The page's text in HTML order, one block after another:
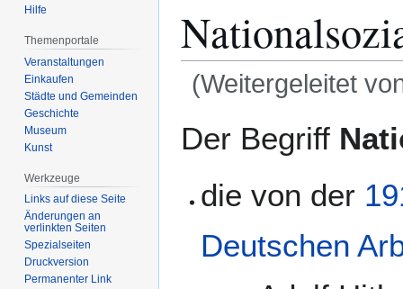
(Weitergeleitet
Navigation
Suche
Der Begriff
die von der
Deutschen
Hilfe
Themenportale
Veranstaltungen
Einkaufen
Städte und Gemeinden
Geschichte
Museum
Kunst
Werkzeuge
Links auf diese Seite
Änderungen an
verlinkten Seiten
Spezialseiten
Druckversion
Permanenter Link